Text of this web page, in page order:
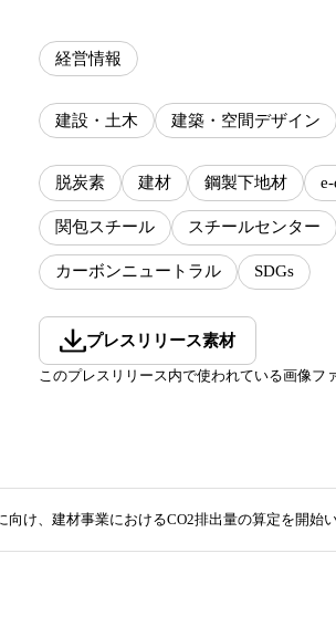
経営情報
建設・土木 建築・空間デザイン
脱炭素 建材 鋼製下地材
関包スチール スチールセンター
カーボンニュートラル SDGs
プレスリリース素材
このプレスリリース内で使われている画像フ
向け、建材事業におけるCO2排出量の算定を開始